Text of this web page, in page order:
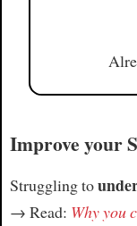
Improve your
Struggling to
→ Read: Why you